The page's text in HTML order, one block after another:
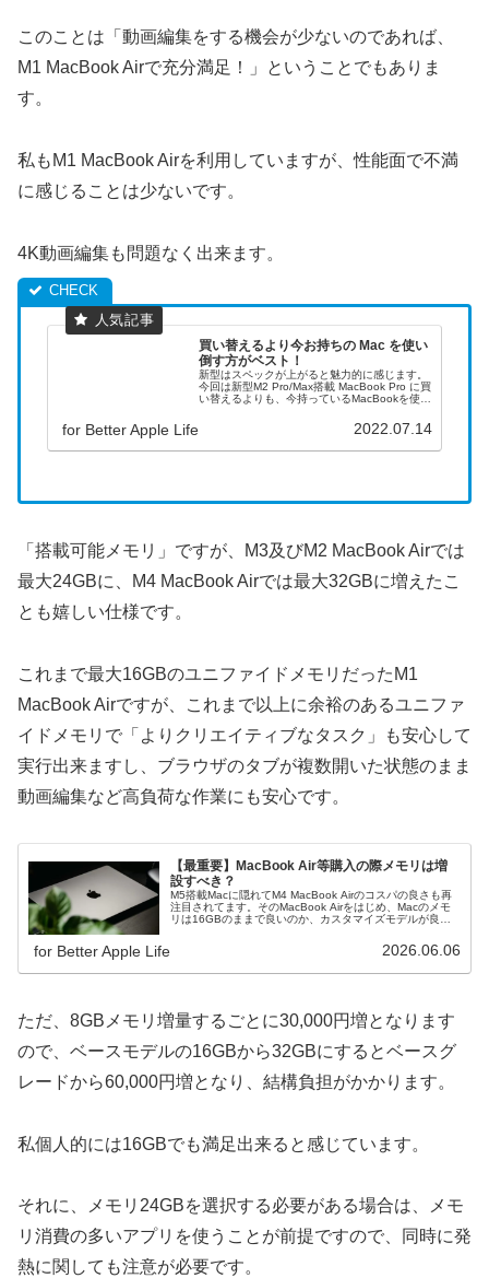
このことは「動画編集をする機会が少ないのであれば、
M1 MacBook Airで充分満足！」ということでもありま
す。
私もM1 MacBook Airを利用していますが、性能面で不満
に感じることは少ないです。
4K動画編集も問題なく出来ます。
買い替えるより今お持ちの Mac を使い
倒す方がベスト！
新型はスペックが上がると魅力的に感じます。
今回は新型M2 Pro/Max搭載 MacBook Pro に買
い替えるよりも、今持っているMacBookを使い
合について考えてみたいと思います。
for Better Apple Life 2022.07.14
「搭載可能メモリ」ですが、M3及びM2 MacBook Airでは
最大24GBに、M4 MacBook Airでは最大32GBに増えたこ
とも嬉しい仕様です。
これまで最大16GBのユニファイドメモリだったM1
MacBook Airですが、これまで以上に余裕のあるユニファ
イドメモリで「よりクリエイティブなタスク」も安心して
実行出来ますし、ブラウザのタブが複数開いた状態のまま
動画編集など高負荷な作業にも安心です。
【最重要】MacBook Air等購入の際メモリは増
設すべき？
M5搭載Macに隠れてM4 MacBook Airのコスパの良さも再
注目されてます。そのMacBook Airをはじめ、Macのメモ
リは16GBのままで良いのか、カスタマイズモデルが良い
for Better Apple Life 2026.06.06
ただ、8GBメモリ増量するごとに30,000円増となります
ので、ベースモデルの16GBから32GBにするとベースグ
レードから60,000円増となり、結構負担がかかります。
私個人的には16GBでも満足出来ると感じています。
それに、メモリ24GBを選択する必要がある場合は、メモ
リ消費の多いアプリを使うことが前提ですので、同時に発
熱に関しても注意が必要です。